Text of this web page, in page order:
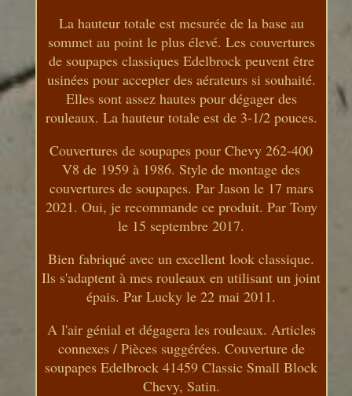
La hauteur totale est mesurée de la base au
sommet au point le plus élevé. Les couvertures
de soupapes classiques Edelbrock peuvent être
usinées pour accepter des aérateurs si souhaité.
Elles sont assez hautes pour dégager des
rouleaux. La hauteur totale est de 3-1/2 pouces.
Couvertures de soupapes pour Chevy 262-400
V8 de 1959 à 1986. Style de montage des
couvertures de soupapes. Par Jason le 17 mars
2021. Oui, je recommande ce produit. Par Tony
le 15 septembre 2017.
Bien fabriqué avec un excellent look classique.
Ils s'adaptent à mes rouleaux en utilisant un joint
épais. Par Lucky le 22 mai 2011.
A l'air génial et dégagera les rouleaux. Articles
connexes / Pièces suggérées. Couverture de
soupapes Edelbrock 41459 Classic Small Block
Chevy, Satin.